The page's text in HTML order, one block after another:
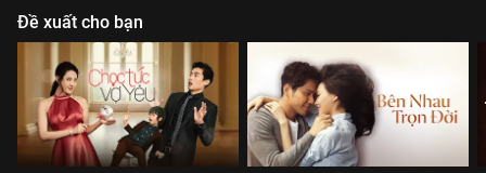
Đề xuất cho bạn